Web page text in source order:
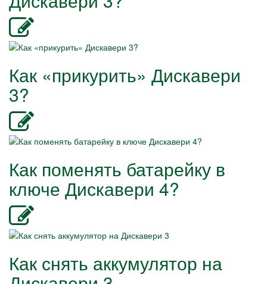
Как «прикурить» Дискавери
3?
Как поменять батарейку в
ключе Дискавери 4?
Как снять аккумулятор на